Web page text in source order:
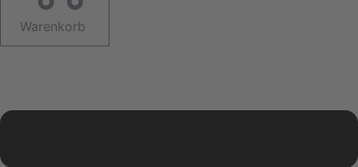
Warenkorb